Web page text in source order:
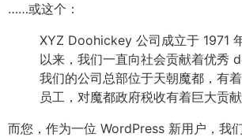
……或这个：
XYZ Doohickey 公司成立于 1971
以来，我们一直向社会贡献着优秀
我们的公司总部位于天朝魔都，有
员工，对魔都政府税收有着巨大贡献
而您，作为一位 WordPress 新用户，我